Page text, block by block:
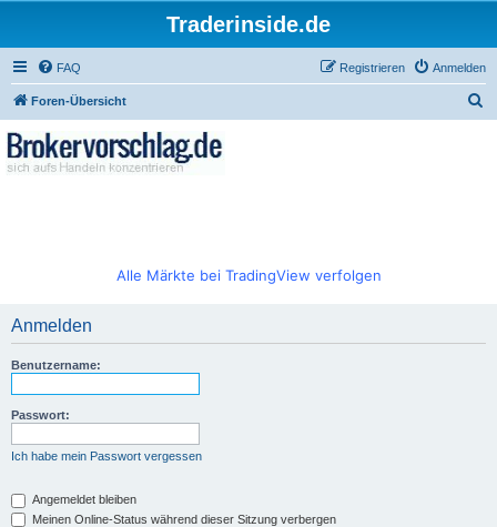
Traderinside.de
FAQ Anmelden
Registrieren
Foren-Übersicht
Alle Märkte bei TradingView verfolgen
Anmelden
Benutzername:
Passwort:
Ich habe mein Passwort vergessen
Angemeldet bleiben
Meinen Online-Status während dieser Sitzung verbergen